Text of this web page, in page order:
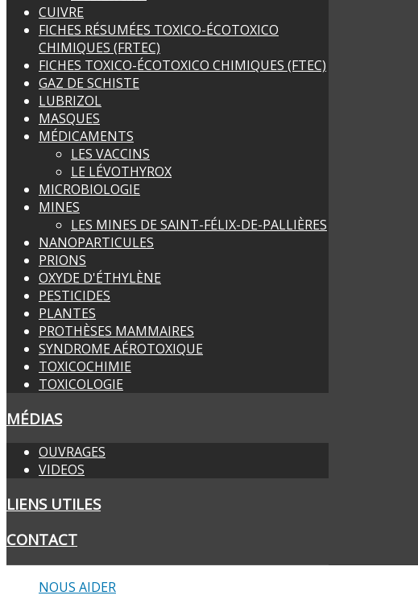
CUIVRE
FICHES RÉSUMÉES TOXICO-ÉCOTOXICO
CHIMIQUES (FRTEC)
FICHES TOXICO-ÉCOTOXICO CHIMIQUES (FTEC)
GAZ DE SCHISTE
LUBRIZOL
MASQUES
MÉDICAMENTS
LES VACCINS
LE LÉVOTHYROX
MICROBIOLOGIE
MINES
LES MINES DE SAINT-FÉLIX-DE-PALLIÈRES
NANOPARTICULES
PRIONS
OXYDE D'ÉTHYLÈNE
PESTICIDES
PLANTES
PROTHÈSES MAMMAIRES
SYNDROME AÉROTOXIQUE
TOXICOCHIMIE
TOXICOLOGIE
MÉDIAS
OUVRAGES
VIDEOS
LIENS UTILES
CONTACT
NOUS AIDER